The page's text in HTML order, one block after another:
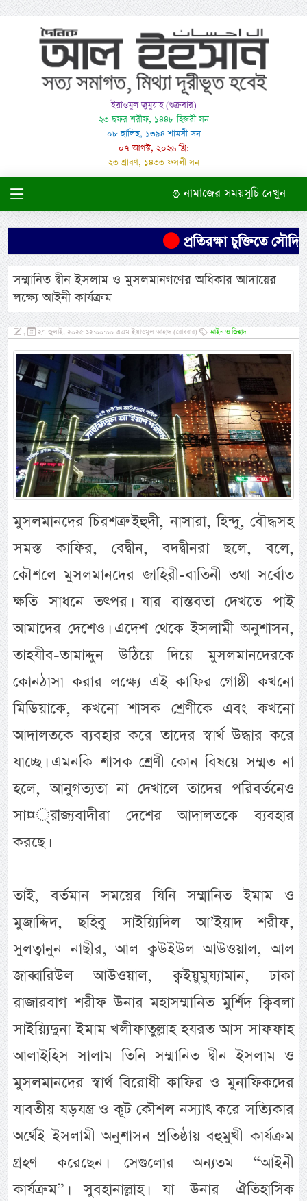
ইয়াওমুল জুমুয়াহ (শুক্রবার)
২৩ ছফর শরীফ, ১৪৪৮ হিজরী সন
০৮ ছালিছ, ১৩৯৪ শামসী সন
০৭ আগস্ট, ২০২৬ খ্রি:
২৩ শ্রাবণ, ১৪৩৩ ফসলী সন
নামাজের সময়সুচি দেখুন
প্রতিরক্ষা চুক্তিতে সৌদির
সম্মানিত দ্বীন ইসলাম ও মুসলমানগণের অধিকার আদায়ের
লক্ষ্যে আইনী কার্যক্রম
, ২৭ জুলাই, ২০২৫ ১২:০০:০০ এএম ইয়াওমুল আহাদ (রোববার) আইন ও জিহাদ
মুসলমানদের চিরশত্রু ইহুদী, নাসারা, হিন্দু, বৌদ্ধসহ
সমস্ত কাফির, বেদ্বীন, বদদ্বীনরা ছলে, বলে,
কৌশলে মুসলমানদের জাহিরী-বাতিনী তথা সর্বোত
ক্ষতি সাধনে তৎপর। যার বাস্তবতা দেখতে পাই
আমাদের দেশেও। এদেশ থেকে ইসলামী অনুশাসন,
তাহযীব-তামাদ্দুন উঠিয়ে দিয়ে মুসলমানদেরকে
কোনঠাসা করার লক্ষ্যে এই কাফির গোষ্ঠী কখনো
মিডিয়াকে, কখনো শাসক শ্রেণীকে এবং কখনো
আদালতকে ব্যবহার করে তাদের স্বার্থ উদ্ধার করে
যাচ্ছে। এমনকি শাসক শ্রেণী কোন বিষয়ে সম্মত না
হলে, আনুগত্যতা না দেখালে তাদের পরিবর্তনেও
সা¤্রাজ্যবাদীরা দেশের আদালতকে ব্যবহার
করছে।
তাই, বর্তমান সময়ের যিনি সম্মানিত ইমাম ও
মুজাদ্দিদ, ছহিবু সাইয়্যিদিল আ’ইয়াদ শরীফ,
সুলত্বানুন নাছীর, আল ক্বউইউল আউওয়াল, আল
জাব্বারিউল আউওয়াল, ক্বইয়ুমুয্যামান, ঢাকা
রাজারবাগ শরীফ উনার মহাসম্মানিত মুর্শিদ ক্বিবলা
সাইয়্যিদুনা ইমাম খলীফাতুল্লাহ হযরত আস সাফফাহ
আলাইহিস সালাম তিনি সম্মানিত দ্বীন ইসলাম ও
মুসলমানদের স্বার্থ বিরোধী কাফির ও মুনাফিকদের
যাবতীয় ষড়যন্ত্র ও কূট কৌশল নস্যাৎ করে সত্যিকার
অর্থেই ইসলামী অনুশাসন প্রতিষ্ঠায় বহুমুখী কার্যক্রম
গ্রহণ করেছেন। সেগুলোর অন্যতম “আইনী
কার্যক্রম”। সুবহানাল্লাহ। যা উনার ঐতিহাসিক